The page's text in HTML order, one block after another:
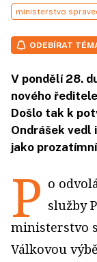
ministerstvo
ODEBÍRAT
V pondělí 28.
nového
Došlo tak k
Ondrášek vedl
jako
P o
služby
ministerstvo
Válkovou